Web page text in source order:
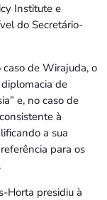
Institute e
do Secretário-
de Wirajuda, o
de
e, no caso de
à
a sua
para os
Horta presidiu à